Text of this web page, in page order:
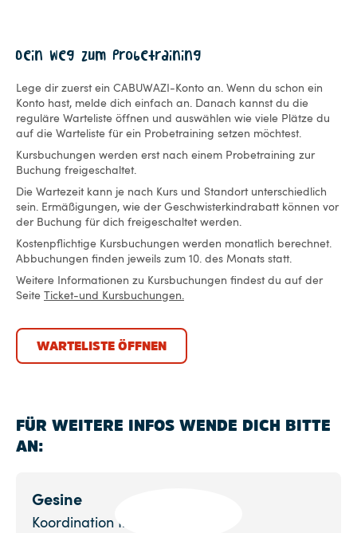
FÜR WEITERE INFOS WENDE DICH BITTE
AN:
Gesine
Koordination Inklusion
Dein Weg zum Probetraining
Lege dir zuerst ein CABUWAZI-Konto an. Wenn du schon ein
Konto hast, melde dich einfach an. Danach kannst du die
reguläre Warteliste öffnen und auswählen wie viele Plätze du
auf die Warteliste für ein Probetraining setzen möchtest.
Kursbuchungen werden erst nach einem Probetraining zur
Buchung freigeschaltet.
Die Wartezeit kann je nach Kurs und Standort unterschiedlich
sein. Ermäßigungen, wie der Geschwisterkindrabatt können vor
der Buchung für dich freigeschaltet werden.
Kostenpflichtige Kursbuchungen werden monatlich berechnet.
Abbuchungen finden jeweils zum 10. des Monats statt.
Weitere Informationen zu Kursbuchungen findest du auf der
Seite Ticket-und Kursbuchungen.
WARTELISTE ÖFFNEN